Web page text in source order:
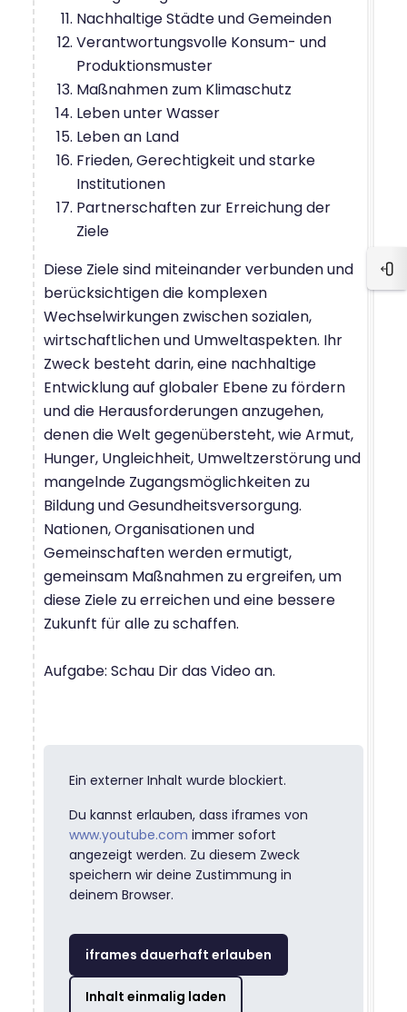
Nachhaltige Städte und Gemeinden
Verantwortungsvolle Konsum- und
Produktionsmuster
Maßnahmen zum Klimaschutz
Leben unter Wasser
Leben an Land
Frieden, Gerechtigkeit und starke
Institutionen
Partnerschaften zur Erreichung der
Ziele
Diese Ziele sind miteinander verbunden und
berücksichtigen die komplexen
Wechselwirkungen zwischen sozialen,
wirtschaftlichen und Umweltaspekten. Ihr
Zweck besteht darin, eine nachhaltige
Entwicklung auf globaler Ebene zu fördern
und die Herausforderungen anzugehen,
denen die Welt gegenübersteht, wie Armut,
Hunger, Ungleichheit, Umweltzerstörung und
mangelnde Zugangsmöglichkeiten zu
Bildung und Gesundheitsversorgung.
Nationen, Organisationen und
Gemeinschaften werden ermutigt,
gemeinsam Maßnahmen zu ergreifen, um
diese Ziele zu erreichen und eine bessere
Zukunft für alle zu schaffen.
Aufgabe: Schau Dir das Video an.
Ein externer Inhalt wurde blockiert.
Du kannst erlauben, dass iframes von
www.youtube.com immer sofort
angezeigt werden. Zu diesem Zweck
speichern wir deine Zustimmung in
deinem Browser.
iframes dauerhaft erlauben
Inhalt einmalig laden